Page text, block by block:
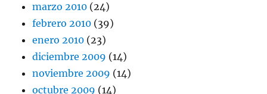
marzo 2010 (24)
febrero 2010 (39)
enero 2010 (23)
diciembre 2009 (14)
noviembre 2009 (14)
octubre 2009 (14)